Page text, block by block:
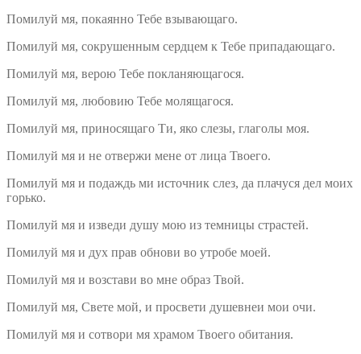
Помилуй мя, покаянно Тебе взывающаго.
Помилуй мя, сокрушенным сердцем к Тебе припадающаго.
Помилуй мя, верою Тебе покланяющагося.
Помилуй мя, любовию Тебе молящагося.
Помилуй мя, приносящаго Ти, яко слезы, глаголы моя.
Помилуй мя и не отвержи мене от лица Твоего.
Помилуй мя и подаждь ми источник слез, да плачуся дел моих
горько.
Помилуй мя и изведи душу мою из темницы страстей.
Помилуй мя и дух прав обнови во утробе моей.
Помилуй мя и возстави во мне образ Твой.
Помилуй мя, Свете мой, и просвети душевнеи мои очи.
Помилуй мя и сотвори мя храмом Твоего обитания.